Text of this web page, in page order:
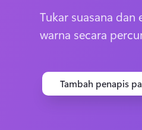
Tukar suasana
warna secara
Tambah penapis